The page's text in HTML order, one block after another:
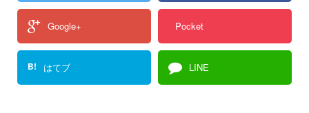
Google+ Pocket
B! はてブ LINE